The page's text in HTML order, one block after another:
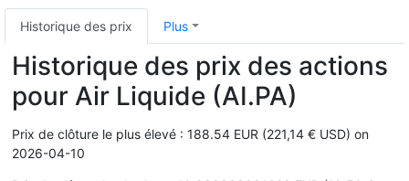
Historique des prix Plus
Historique des prix des actions
pour Air Liquide (AI.PA)
Prix de clôture le plus élevé : 188.54 EUR (221,14 € USD) on
2026-04-10